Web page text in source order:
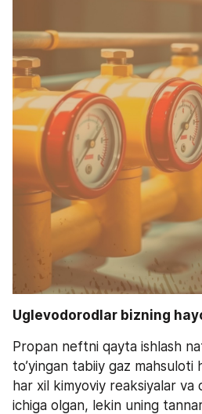
Uglevodorodlar bizning
Propan neftni qayta ishlash
to’yingan tabiiy gaz mahsuloti
har xil kimyoviy reaksiyalar va
ichiga olgan, lekin uning